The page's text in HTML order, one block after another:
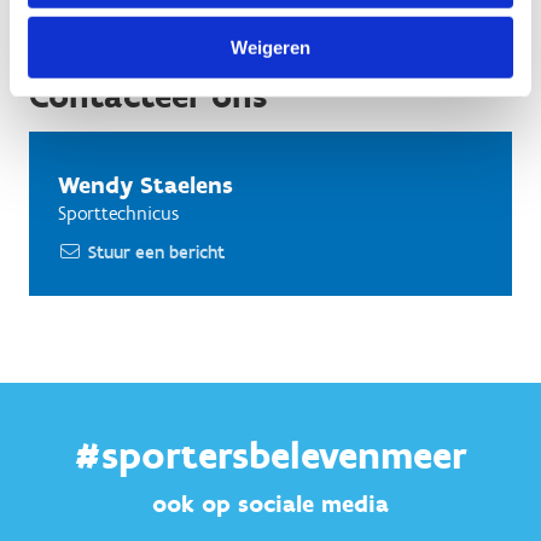
Weigeren
Contacteer ons
Wendy Staelens
Sporttechnicus
Stuur een bericht
#sportersbelevenmeer
ook op sociale media